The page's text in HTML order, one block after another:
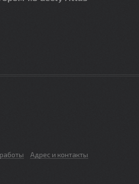
Адрес и контакты